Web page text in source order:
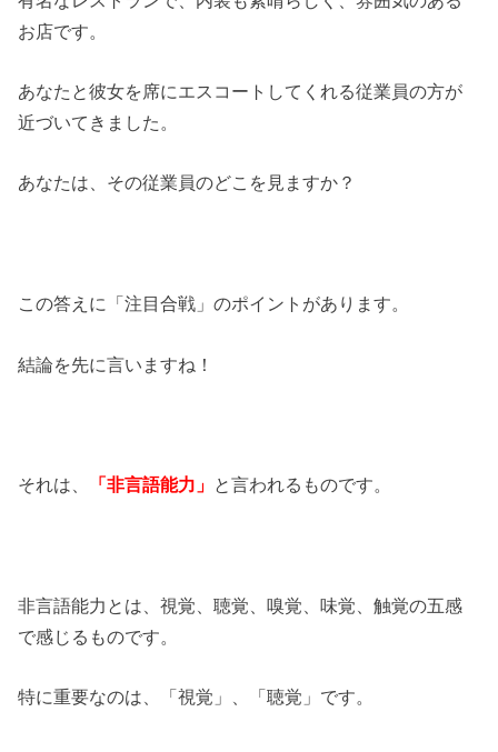
お店です。
あなたと彼女を席にエスコートしてくれる従業員の方が
近づいてきました。
あなたは、その従業員のどこを見ますか？
この答えに「注目合戦」のポイントがあります。
結論を先に言いますね！
それは、 「非言語能力」 と言われるものです。
非言語能力とは、視覚、聴覚、嗅覚、味覚、触覚の五感
で感じるものです。
特に重要なのは、「視覚」、「聴覚」です。